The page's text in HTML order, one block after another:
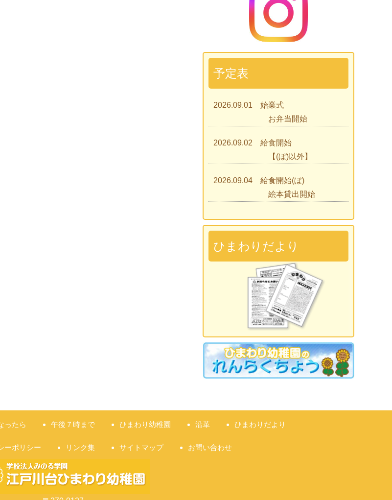
予定表
2026.09.01 始業式
お弁当開始
2026.09.02 給食開始
【(ぼ)以外】
2026.09.04 給食開始(ぼ)
絵本貸出開始
2026.09.07 ひまわりであそぼう
2026.09.09 見学会
2026.09.15 入園説明会
2026.09.18 誕生日会
2026.09.21 敬老の日
2026.09.22 国民の休日
2026.09.23 秋分の日
ひまわりだより
ったら 午後７時まで ひまわり幼稚園 沿革 ひまわりだより
ーポリシー リンク集 サイトマップ お問い合わせ